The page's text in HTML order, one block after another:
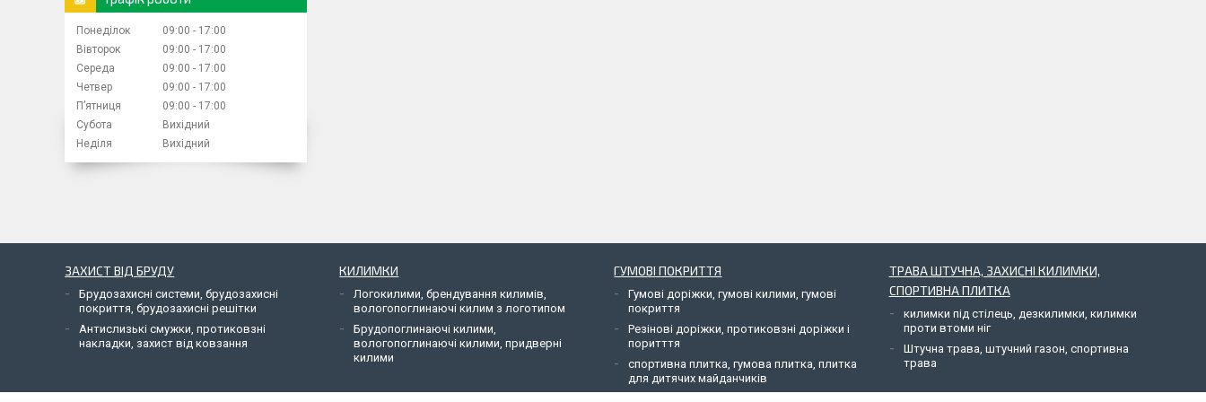
Понеділок 09:00
17:00
Вівторок
09:00
17:00
Середа
09:00
17:00
Четвер
09:00
17:00
Пʼятниця
09:00
17:00
Субота
Вихідний
Неділя
Вихідний
ЗАХИСТ ВІД БРУДУ
Брудозахисні системи, брудозахисні
покриття, брудозахисні решітки
Антислизькі смужки, протиковзні
накладки, захист від ковзання
КИЛИМКИ
Логокилими, брендування килимів,
вологопоглинаючі килим з логотипом
Брудопоглинаючі килими,
вологопоглинаючі килими, придверні
килими
ГУМОВІ ПОКРИТТЯ
Гумові доріжки, гумові килими, гумові
покриття
Резінові доріжки, протиковзні доріжки і
поритття
спортивна плитка, гумова плитка, плитка
для дитячих майданчиків
ТРАВА ШТУЧНА, ЗАХИСНІ КИЛИМКИ,
СПОРТИВНА ПЛИТКА
килимки під стілець, дезкилимки, килимки
проти втоми ніг
Штучна трава, штучний газон, спортивна
трава